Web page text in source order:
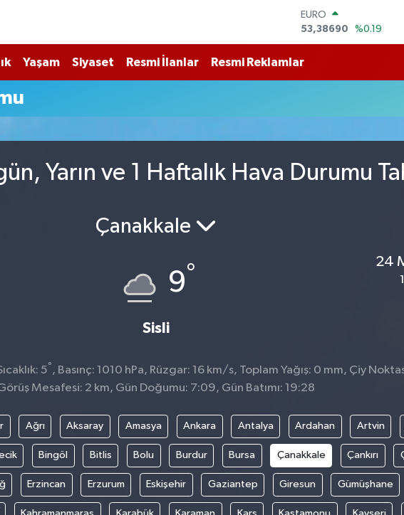
61,60380
6862,09000
BİST100
Yaşam Siyaset Resmi İlanlar Resmi Reklamlar
Yarın ve 1 Haftalık Hava Durumu
Çanakkale
9°
Sisli
24
5° , Basınç: 1010 hPa, Rüzgar: 16 km/s, Toplam Yağış: 0 mm, Çiy
Mesafesi: 2 km, Gün Doğumu: 7:09, Gün Batımı: 19:28
Ağrı Aksaray Amasya Ankara Antalya Ardahan Artvin
Bingöl Bitlis Bolu Burdur Bursa Çanakkale Çankırı
Erzincan Erzurum Eskişehir Gaziantep Giresun Gümüşhane